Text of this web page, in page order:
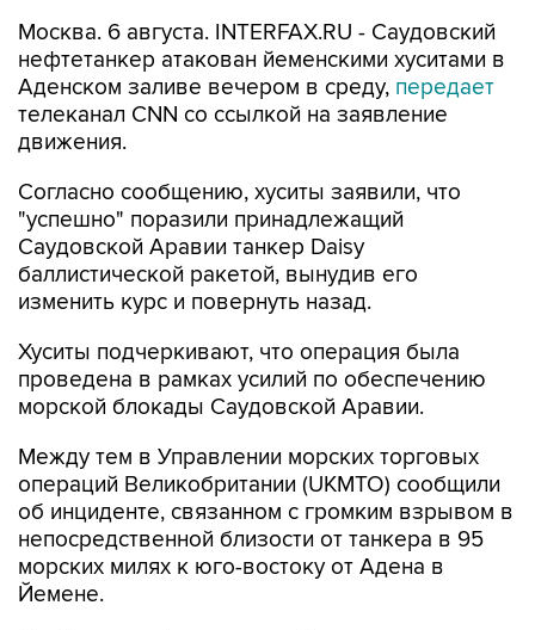
Москва. 6 августа. INTERFAX.RU - Саудовский
нефтетанкер атакован йеменскими хуситами в
Аденском заливе вечером в среду, передает
телеканал CNN со ссылкой на заявление
движения.
Согласно сообщению, хуситы заявили, что
"успешно" поразили принадлежащий
Саудовской Аравии танкер Daisy
баллистической ракетой, вынудив его
изменить курс и повернуть назад.
Хуситы подчеркивают, что операция была
проведена в рамках усилий по обеспечению
морской блокады Саудовской Аравии.
Между тем в Управлении морских торговых
операций Великобритании (UKMTO) сообщили
об инциденте, связанном с громким взрывом в
непосредственной близости от танкера в 95
морских милях к юго-востоку от Адена в
Йемене.